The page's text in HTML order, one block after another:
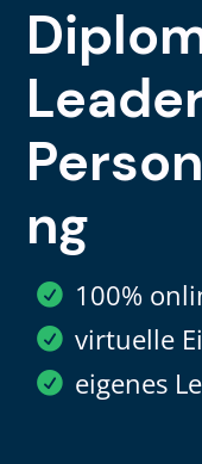
ng
100%
virtuelle
eigenes